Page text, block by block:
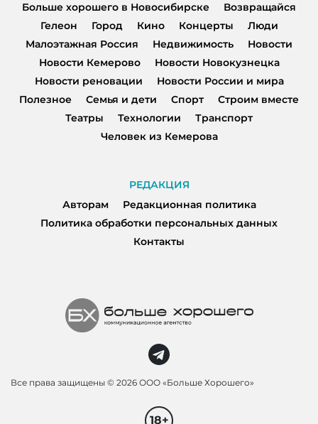
Больше хорошего в Новосибирске
Возвращайся
Гелеон
Город Кино Концерты
Люди
Малоэтажная Россия
Недвижимость
Новости
Новости Кемерово
Новости Новокузнецка
Новости реновации
Новости России и мира
Полезное
Семья и дети Спорт
Строим вместе
Театры
Технологии
Транспорт
Человек из Кемерова
РЕДАКЦИЯ
Авторам
Редакционная политика
Политика обработки персональных данных
Контакты
Все права защищены © 2026 ООО «Больше Хорошего»
18+